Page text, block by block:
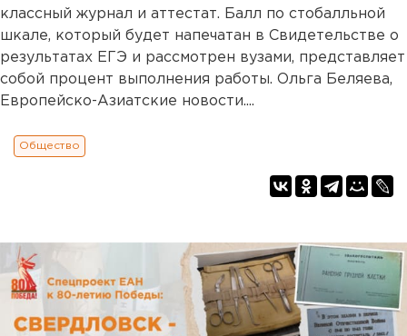
классный журнал и аттестат. Балл по стобалльной
шкале, который будет напечатан в Свидетельстве о
результатах ЕГЭ и рассмотрен вузами, представляет
собой процент выполнения работы. Ольга Беляева,
Европейско-Азиатские новости....
Общество